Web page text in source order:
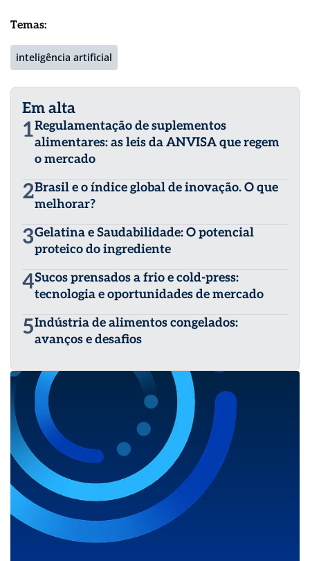
Temas:
inteligência artificial
Em alta
1Regulamentação de suplementos
alimentares: as leis da ANVISA que regem
o mercado
2Brasil e o índice global de inovação. O que
melhorar?
3Gelatina e Saudabilidade: O potencial
proteico do ingrediente
4Sucos prensados a frio e cold-press:
tecnologia e oportunidades de mercado
5Indústria de alimentos congelados:
avanços e desafios